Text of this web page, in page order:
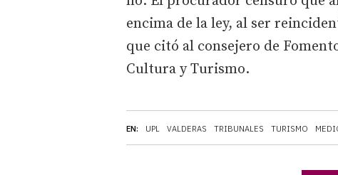
EN: UPL VALDERAS TRIBUNALES TURISMO
encima de la ley, al ser
que citó al consejero de
Cultura y Turismo.